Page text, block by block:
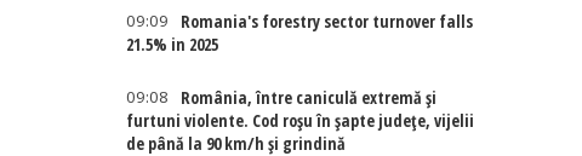
09:09
Romania's forestry sector turnover falls
21.5% in 2025
09:08
România, între caniculă extremă și
furtuni violente. Cod roșu în șapte județe, vijelii
de până la 90 km/h și grindină